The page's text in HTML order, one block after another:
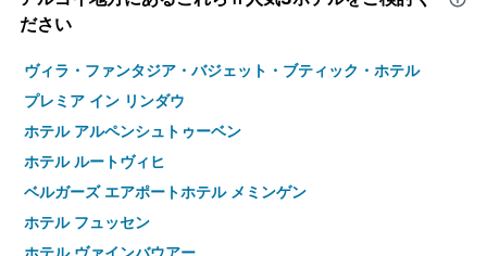
ださい
ヴィラ・ファンタジア・バジェット・ブティック・ホテル
プレミア イン リンダウ
ホテル アルペンシュトゥーベン
ホテル ルートヴィヒ
ベルガーズ エアポートホテル メミンゲン
ホテル フュッセン